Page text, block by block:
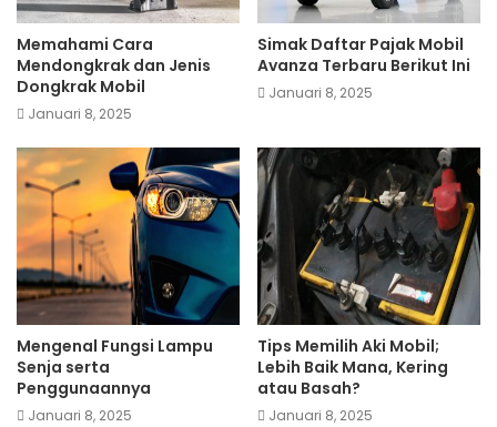
Memahami Cara
Mendongkrak dan Jenis
Dongkrak Mobil
Januari 8, 2025
Simak Daftar Pajak Mobil
Avanza Terbaru Berikut Ini
Januari 8, 2025
Mengenal Fungsi Lampu
Senja serta
Penggunaannya
Januari 8, 2025
Tips Memilih Aki Mobil;
Lebih Baik Mana, Kering
atau Basah?
Januari 8, 2025